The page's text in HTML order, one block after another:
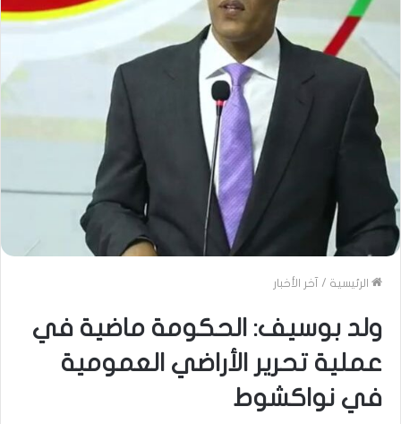
الرئيسية / آخر الأخبار
ولد بوسيف: الحكومة ماضية في
عملية تحرير الأراضي العمومية
في نواكشوط